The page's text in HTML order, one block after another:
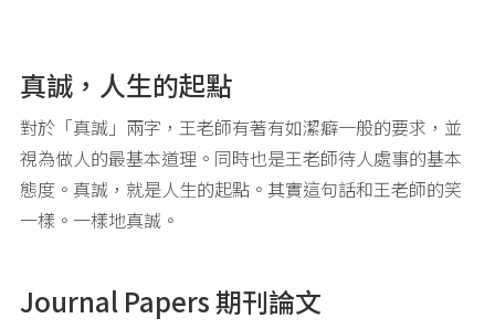
真誠，人生的起點
對於「真誠」兩字，王老師有著有如潔癖一般的要求，並
視為做人的最基本道理。同時也是王老師待人處事的基本
態度。真誠，就是人生的起點。其實這句話和王老師的笑
一樣。一樣地真誠。
Journal Papers 期刊論文